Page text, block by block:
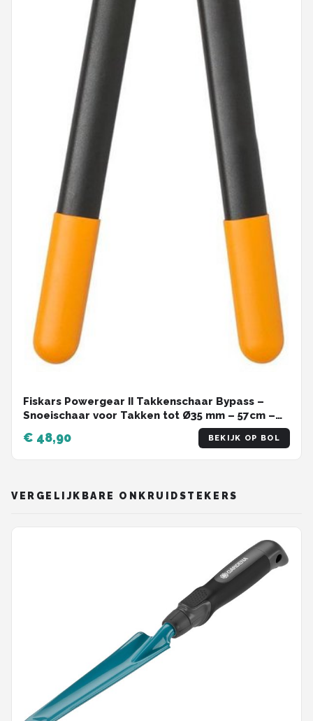
Fiskars Powergear II Takkenschaar Bypass –
Snoeischaar voor Takken tot Ø35 mm – 57cm –
€ 48,90 BEKIJK OP BOL
VERGELIJKBARE ONKRUIDSTEKERS